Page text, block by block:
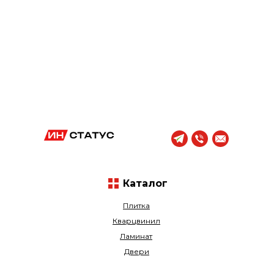
Плитка
Кварцвинил
Ламинат
Двери
Каталог